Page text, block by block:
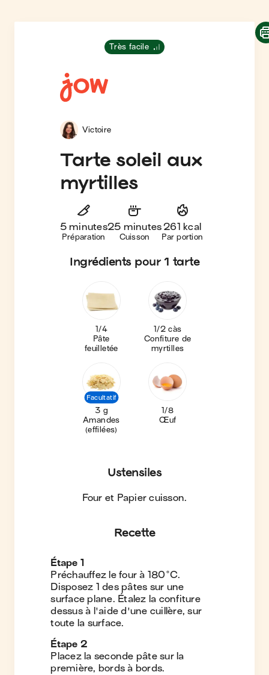
Très facile
Victoire
Tarte soleil aux
myrtilles
5 minutes
Préparation
25 minutes
Cuisson
261 kcal
Par portion
Ingrédients pour 1 tarte
1/4
Pâte
feuilletée
1/2 càs
Confiture de
myrtilles
Facultatif
3 g
Amandes
(effilées)
1/8
Œuf
Ustensiles
Four et Papier cuisson.
Recette
Étape 1
Préchauffez le four à 180°C.
Disposez 1 des pâtes sur une
surface plane. Étalez la confiture
dessus à l'aide d'une cuillère, sur
toute la surface.
Étape 2
Placez la seconde pâte sur la
première, bords à bords.